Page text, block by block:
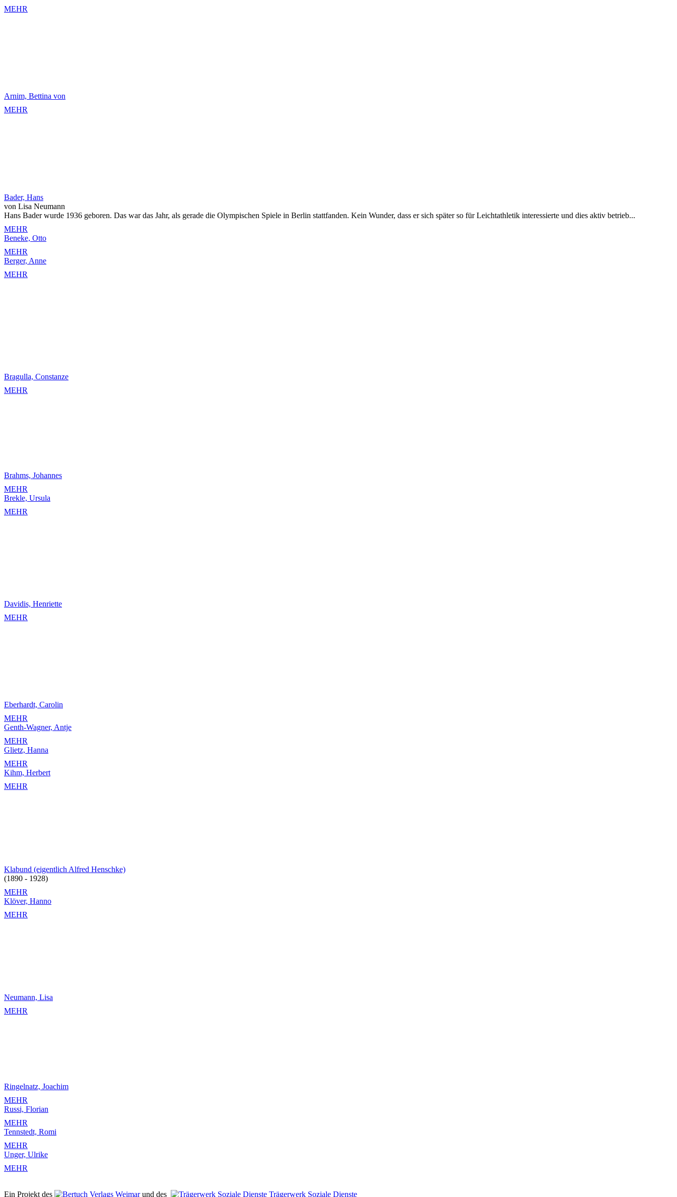
MEHR
Arnim, Bettina von
MEHR
Bader, Hans
von Lisa Neumann
Hans Bader wurde 1936 geboren. Das war das Jahr, als gerade die Olympischen Spiele in Berlin stattfanden. Kein Wunder, dass er sich später so für Leichtathletik interessierte und dies aktiv betrieb...
MEHR
Beneke, Otto
MEHR
Berger, Anne
MEHR
Bragulla, Constanze
MEHR
Brahms, Johannes
MEHR
Brekle, Ursula
MEHR
Davidis, Henriette
MEHR
Eberhardt, Carolin
MEHR
Genth-Wagner, Antje
MEHR
Glietz, Hanna
MEHR
Kihm, Herbert
MEHR
Klabund (eigentlich Alfred Henschke)
(1890 - 1928)
MEHR
Klöver, Hanno
MEHR
Neumann, Lisa
MEHR
Ringelnatz, Joachim
MEHR
Russi, Florian
MEHR
Tennstedt, Romi
MEHR
Unger, Ulrike
MEHR
Ein Projekt des Verlags Weimarund des Trägerwerk Soziale Dienste